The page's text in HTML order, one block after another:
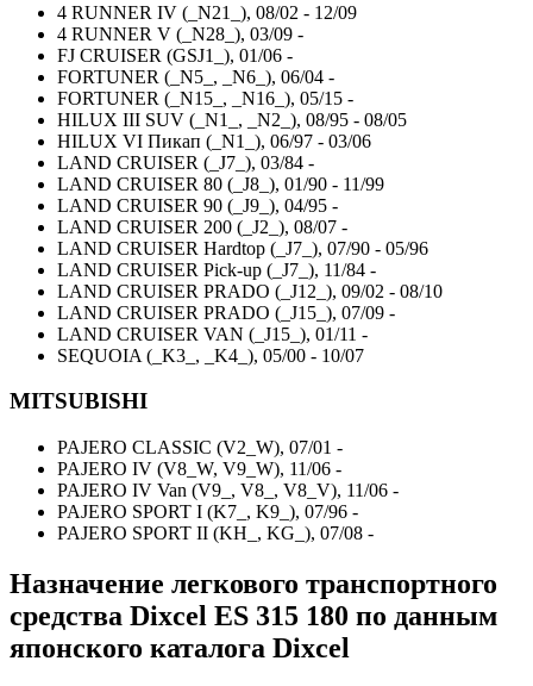
4 RUNNER IV (_N21_), 08/02 - 12/09
4 RUNNER V (_N28_), 03/09 -
FJ CRUISER (GSJ1_), 01/06 -
FORTUNER (_N5_, _N6_), 06/04 -
FORTUNER (_N15_, _N16_), 05/15 -
HILUX III SUV (_N1_, _N2_), 08/95 - 08/05
HILUX VI Пикап (_N1_), 06/97 - 03/06
LAND CRUISER (_J7_), 03/84 -
LAND CRUISER 80 (_J8_), 01/90 - 11/99
LAND CRUISER 90 (_J9_), 04/95 -
LAND CRUISER 200 (_J2_), 08/07 -
LAND CRUISER Hardtop (_J7_), 07/90 - 05/96
LAND CRUISER Pick-up (_J7_), 11/84 -
LAND CRUISER PRADO (_J12_), 09/02 - 08/10
LAND CRUISER PRADO (_J15_), 07/09 -
LAND CRUISER VAN (_J15_), 01/11 -
SEQUOIA (_K3_, _K4_), 05/00 - 10/07
MITSUBISHI
PAJERO CLASSIC (V2_W), 07/01 -
PAJERO IV (V8_W, V9_W), 11/06 -
PAJERO IV Van (V9_, V8_, V8_V), 11/06 -
PAJERO SPORT I (K7_, K9_), 07/96 -
PAJERO SPORT II (KH_, KG_), 07/08 -
Назначение легкового транспортного
средства Dixcel ES 315 180 по данным
японского каталога Dixcel